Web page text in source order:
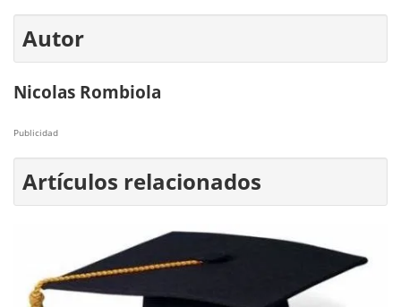
Autor
Nicolas Rombiola
Publicidad
Artículos relacionados